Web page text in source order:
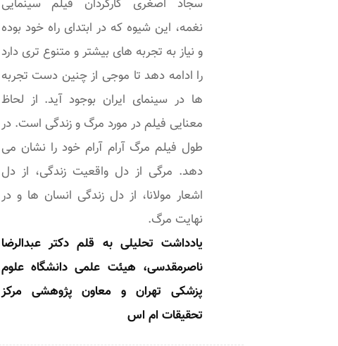
کارگردان.
نغمه، این شیوه که در ابتدای راه خود بوده
و نیاز به تجربه های بیشتر و متنوع تری دارد
را ادامه دهد تا موجی از چنین دست تجربه
ها در سینمای ایران بوجود آید. از لحاظ
معنایی فیلم در مورد مرگ و زندگی است. در
طول فیلم مرگ آرام آرام خود را نشان می
دهد. مرگی از دل واقعیت زندگی، از دل
اشعار مولانا، از دل زندگی انسان ها و در
نهایت مرگ.
یادداشت تحلیلی به قلم دکتر عبدالرضا
ناصرمقدسی، هیئت علمی دانشگاه علوم
پزشکی تهران و معاون پژوهشی مرکز
تحقیقات ام اس